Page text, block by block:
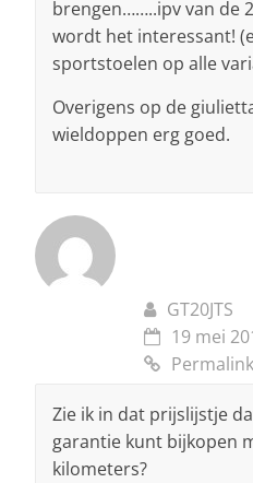
brengen……..ipv van de
wordt het interessant!
sportstoelen op alle
Overigens op de
wieldoppen erg goed.
GT20JTS
19 mei
Permalink
Zie ik in dat prijslijstje
garantie kunt bijkopen
kilometers?